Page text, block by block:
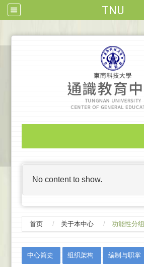
TNU
No content to show.
首页 关于本中心 功能性分组
中心简史 组织架构 编制与职掌